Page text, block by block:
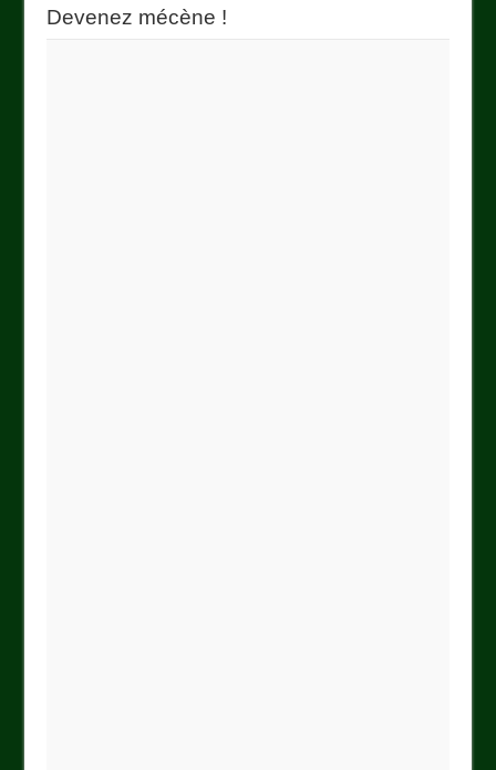
Devenez mécène !